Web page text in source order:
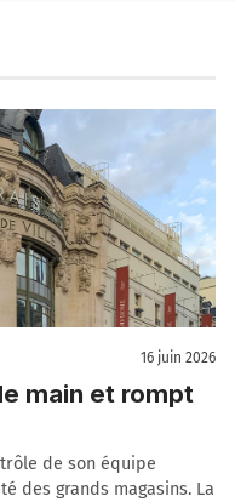
16 juin 2026
main et rompt
de son équipe
des grands magasins. La